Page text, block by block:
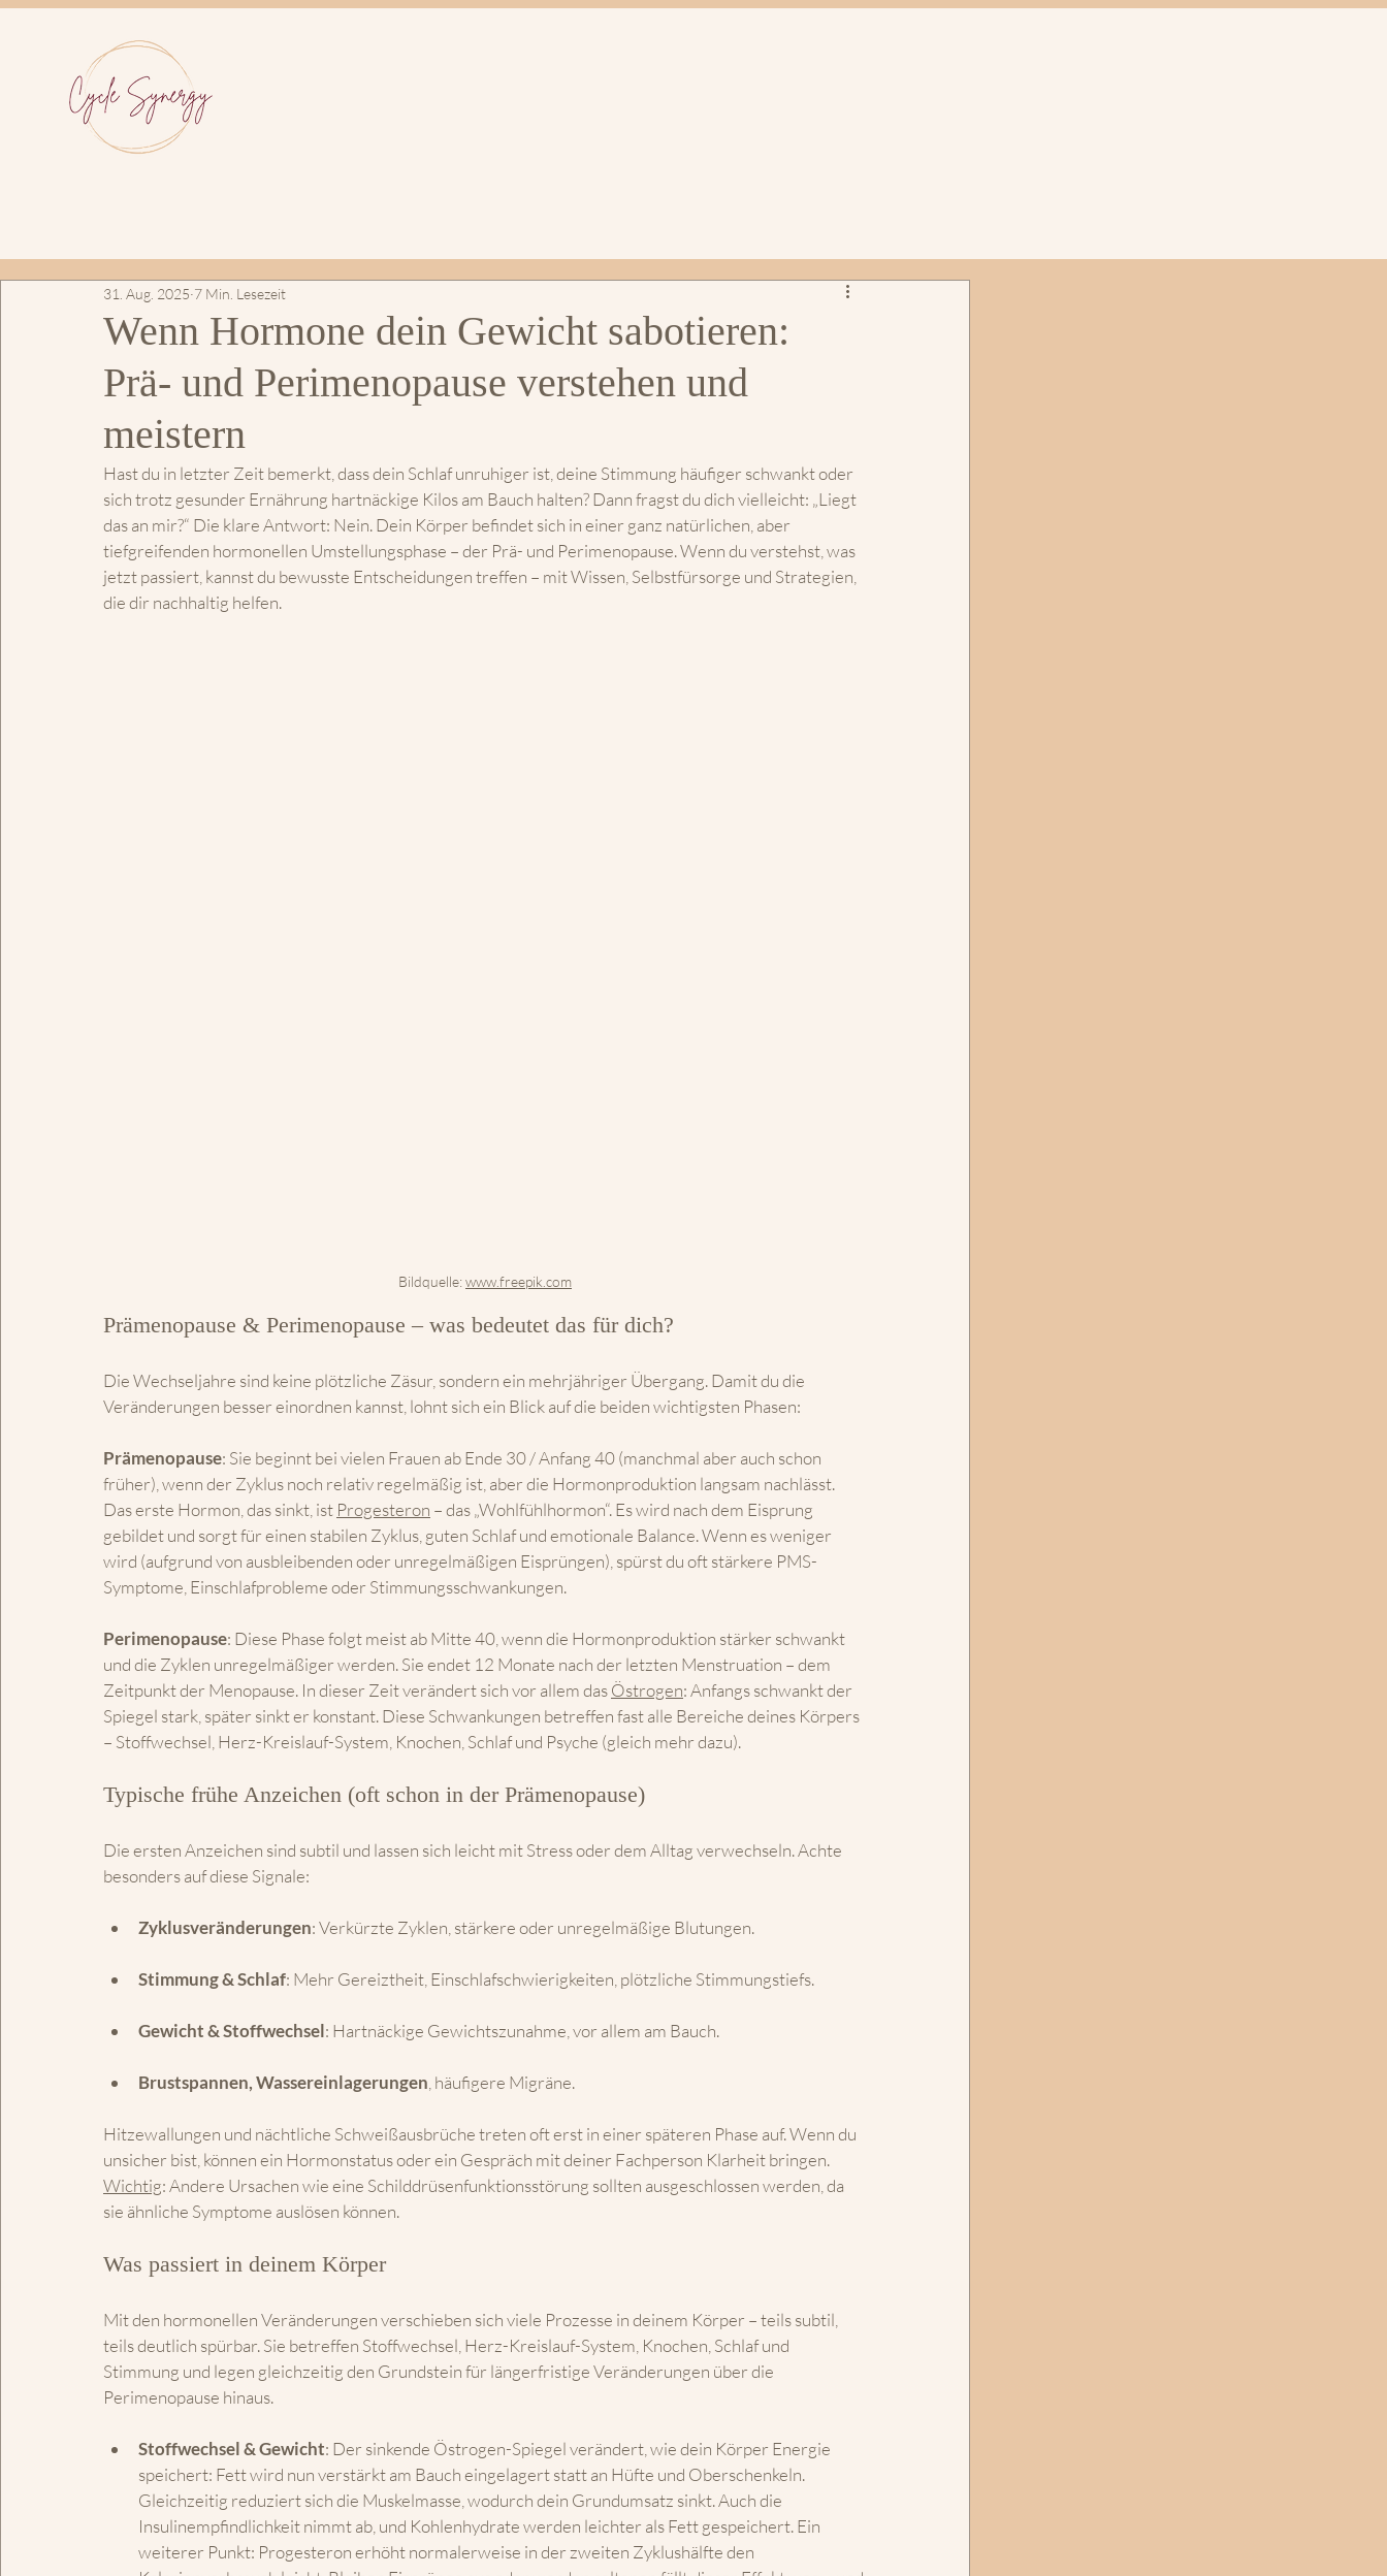
Wenn Hormone dein Gewicht sabotieren:
Prä- und Perimenopause verstehen und
meistern
31. Aug. 2025 7 Min. Lesezeit
Hast du in letzter Zeit bemerkt, dass dein Schlaf unruhiger ist, deine Stimmung häufiger schwankt oder
sich trotz gesunder Ernährung hartnäckige Kilos am Bauch halten? Dann fragst du dich vielleicht: „Liegt
das an mir?“ Die klare Antwort: Nein. Dein Körper befindet sich in einer ganz natürlichen, aber
tiefgreifenden hormonellen Umstellungsphase – der Prä- und Perimenopause. Wenn du verstehst, was
jetzt passiert, kannst du bewusste Entscheidungen treffen – mit Wissen, Selbstfürsorge und Strategien,
die dir nachhaltig helfen.
Bildquelle: www.freepik.com
Prämenopause & Perimenopause – was bedeutet das für dich?
Die Wechseljahre sind keine plötzliche Zäsur, sondern ein mehrjähriger Übergang. Damit du die
Veränderungen besser einordnen kannst, lohnt sich ein Blick auf die beiden wichtigsten Phasen:
Prämenopause: Sie beginnt bei vielen Frauen ab Ende 30 / Anfang 40 (manchmal aber auch schon
früher), wenn der Zyklus noch relativ regelmäßig ist, aber die Hormonproduktion langsam nachlässt.
Das erste Hormon, das sinkt, ist Progesteron – das „Wohlfühlhormon“. Es wird nach dem Eisprung
gebildet und sorgt für einen stabilen Zyklus, guten Schlaf und emotionale Balance. Wenn es weniger
wird (aufgrund von ausbleibenden oder unregelmäßigen Eisprüngen), spürst du oft stärkere PMS-
Symptome, Einschlafprobleme oder Stimmungsschwankungen.
Perimenopause: Diese Phase folgt meist ab Mitte 40, wenn die Hormonproduktion stärker schwankt
und die Zyklen unregelmäßiger werden. Sie endet 12 Monate nach der letzten Menstruation – dem
Zeitpunkt der Menopause. In dieser Zeit verändert sich vor allem das Östrogen: Anfangs schwankt der
Spiegel stark, später sinkt er konstant. Diese Schwankungen betreffen fast alle Bereiche deines Körpers
– Stoffwechsel, Herz-Kreislauf-System, Knochen, Schlaf und Psyche (gleich mehr dazu).
Typische frühe Anzeichen (oft schon in der Prämenopause)
Die ersten Anzeichen sind subtil und lassen sich leicht mit Stress oder dem Alltag verwechseln. Achte
besonders auf diese Signale:
Zyklusveränderungen: Verkürzte Zyklen, stärkere oder unregelmäßige Blutungen.
Stimmung & Schlaf: Mehr Gereiztheit, Einschlafschwierigkeiten, plötzliche Stimmungstiefs.
Gewicht & Stoffwechsel: Hartnäckige Gewichtszunahme, vor allem am Bauch.
Brustspannen, Wassereinlagerungen , häufigere Migräne.
Hitzewallungen und nächtliche Schweißausbrüche treten oft erst in einer späteren Phase auf. Wenn du
unsicher bist, können ein Hormonstatus oder ein Gespräch mit deiner Fachperson Klarheit bringen.
Wichtig: Andere Ursachen wie eine Schilddrüsenfunktionsstörung sollten ausgeschlossen werden, da
sie ähnliche Symptome auslösen können.
Was passiert in deinem Körper
Mit den hormonellen Veränderungen verschieben sich viele Prozesse in deinem Körper – teils subtil,
teils deutlich spürbar. Sie betreffen Stoffwechsel, Herz-Kreislauf-System, Knochen, Schlaf und
Stimmung und legen gleichzeitig den Grundstein für längerfristige Veränderungen über die
Perimenopause hinaus.
Stoffwechsel & Gewicht: Der sinkende Östrogen-Spiegel verändert, wie dein Körper Energie
speichert: Fett wird nun verstärkt am Bauch eingelagert statt an Hüfte und Oberschenkeln.
Gleichzeitig reduziert sich die Muskelmasse, wodurch dein Grundumsatz sinkt. Auch die
Insulinempfindlichkeit nimmt ab, und Kohlenhydrate werden leichter als Fett gespeichert. Ein
weiterer Punkt: Progesteron erhöht normalerweise in der zweiten Zyklushälfte den